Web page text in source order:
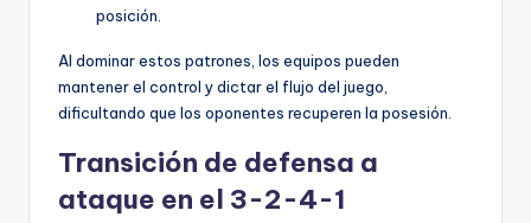
posición.
Al dominar estos patrones, los equipos pueden
mantener el control y dictar el flujo del juego,
dificultando que los oponentes recuperen la posesión.
Transición de defensa a
ataque en el 3-2-4-1